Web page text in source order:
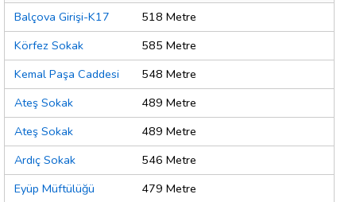
Balçova Girişi-K17
518 Metre
Körfez Sokak
585 Metre
Kemal Paşa Caddesi
548 Metre
Ateş Sokak
489 Metre
Ateş Sokak
489 Metre
Ardıç Sokak
546 Metre
Eyüp Müftülüğü
479 Metre